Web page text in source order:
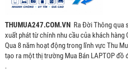
THUMUA247.COM.VN Ra Đời Thông qua
xuất phát từ chính nhu cầu của khách hàng
Qua 8 năm hoạt động trong lĩnh vực Thu
tạo ra một thị trường Mua Bán LAPTOP đồ
.